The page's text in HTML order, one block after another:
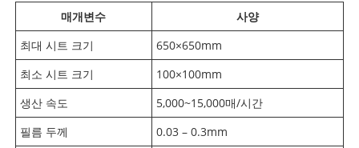
매개변수
사양
최대 시트 크기
650×650mm
최소 시트 크기
100×100mm
생산 속도
5,000~15,000매/시간
필름 두께
0.03 – 0.3mm